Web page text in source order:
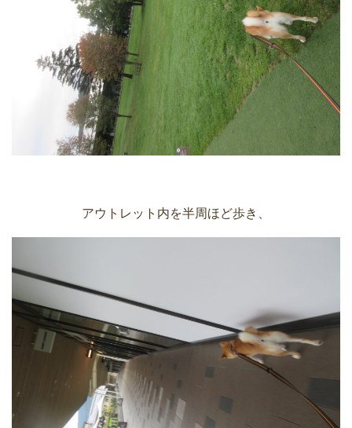
アウトレット内を半周ほど歩き、